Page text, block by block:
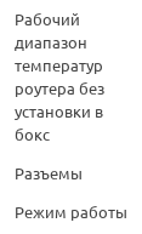
Рабочий
диапазон
температур
роутера без
установки в
бокс
Разъемы
Режим работы